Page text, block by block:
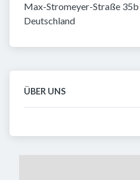
Max-Stromeyer-Straße
Deutschland
ÜBER UNS